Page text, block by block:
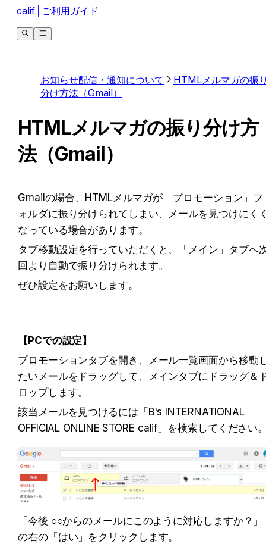
calif│ご利用ガイド
お知らせ配信・通知について
HTMLメルマガの振
分け方法（Gmail）
HTMLメルマガの振り分け方
法（Gmail）
Gmailの場合、HTMLメルマガが「プロモーション」フ
ォルダに振り分けられてしまい、メールを見つけにく
なっている場合があります。
タブ移動設定を行っていただくと、「メイン」タブへ
回より自動で振り分けられます。
ぜひ設定をお願いします。
【PCでの設定】
プロモーションタブを開き、メール一覧画面から移動
たいメールをドラッグして、メインタブにドラッグ＆
ロップします。
該当メールを見つけるには「B's INTERNATIONAL
OFFICIAL ONLINE STORE calif」を検索してください
「今後 ○○からのメールにこのように対応しますか？」
の右の「はい」をクリックします。